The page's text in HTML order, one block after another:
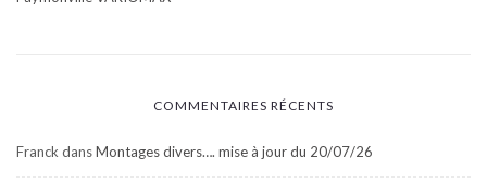
COMMENTAIRES RÉCENTS
Franck dansMontages divers…. mise à jour du 20/07/26